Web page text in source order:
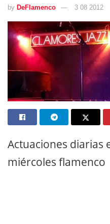
by DeFlamenco 3 08 2012
Actuaciones diarias
miércoles flamenco